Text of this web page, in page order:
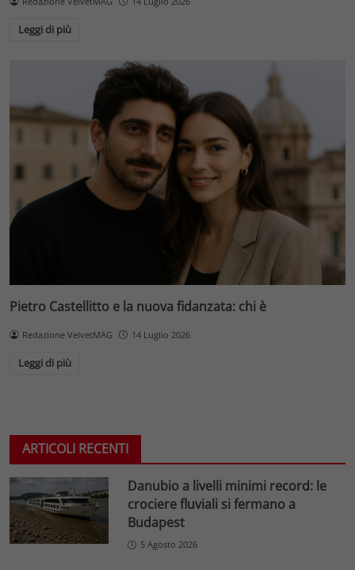
Leggi di più
Pietro Castellitto e la nuova fidanzata: chi è
Redazione VelvetMAG 14 Luglio 2026
Leggi di più
ARTICOLI RECENTI
Danubio a livelli minimi record: le
crociere fluviali si fermano a
Budapest
5 Agosto 2026